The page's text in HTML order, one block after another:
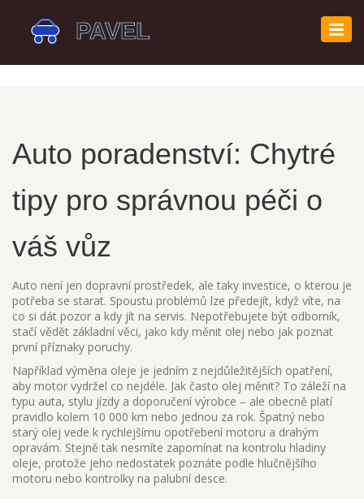
Auto poradenství: Chytré
tipy pro správnou péči o
váš vůz
Auto není jen dopravní prostředek, ale taky investice, o kterou je
potřeba se starat. Spoustu problémů lze předejít, když víte, na
co si dát pozor a kdy jít na servis. Nepotřebujete být odborník,
stačí vědět základní věci, jako kdy měnit olej nebo jak poznat
první příznaky poruchy.
Například výměna oleje je jedním z nejdůležitějších opatření,
aby motor vydržel co nejdéle. Jak často olej měnit? To záleží na
typu auta, stylu jízdy a doporučení výrobce – ale obecně platí
pravidlo kolem 10 000 km nebo jednou za rok. Špatný nebo
starý olej vede k rychlejšímu opotřebení motoru a drahým
opravám. Stejně tak nesmíte zapomínat na kontrolu hladiny
oleje, protože jeho nedostatek poznáte podle hlučnějšího
motoru nebo kontrolky na palubní desce.